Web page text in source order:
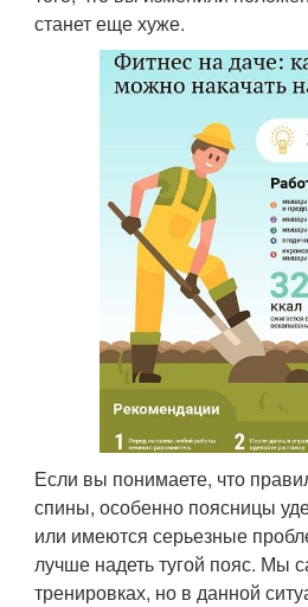
станет еще хуже.
Если вы понимаете, что
спины, особенно поясницы
или имеются серьезные
лучше надеть тугой пояс. Мы
тренировках, но в данной